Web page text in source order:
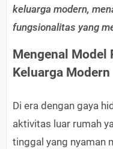
keluarga modern,
fungsionalitas yang
Mengenal Model
Keluarga Modern
Di era dengan gaya
aktivitas luar rumah
tinggal yang nyaman